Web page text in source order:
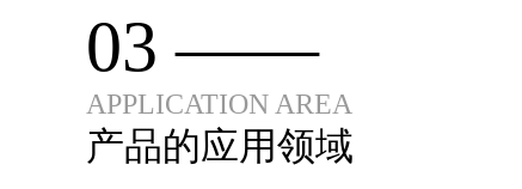
03 ——
APPLICATION AREA
产品的应用领域